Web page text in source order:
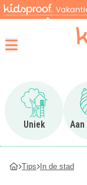
Uniek
Ga naar
Tips In de stad